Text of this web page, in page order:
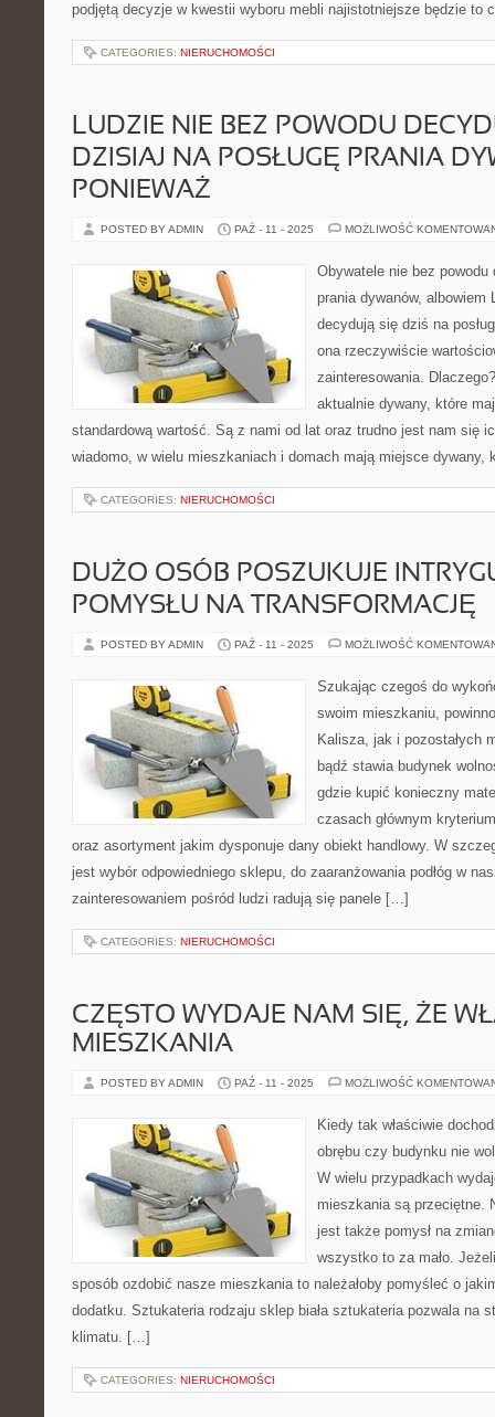
podjętą decyzje w kwestii wyboru mebli najistotniejsze będzie
CATEGORIES: NIERUCHOMOŚCI
LUDZIE NIE BEZ POWODU
DZISIAJ NA POSŁUGĘ PRANIA
PONIEWAŻ
POSTED BY ADMIN PAŹ - 11 - 2025 MOŻLIWOŚĆ
Obywatele nie bez powodu
prania dywanów, albowiem
decydują się dziś na
ona rzeczywiście
zainteresowania.
aktualnie dywany, które
standardową wartość. Są z nami od lat oraz trudno jest nam się
wiadomo, w wielu mieszkaniach i domach mają miejsce
CATEGORIES: NIERUCHOMOŚCI
DUŻO OSÓB POSZUKUJE
POMYSŁU NA TRANSFORMACJĘ
POSTED BY ADMIN PAŹ - 11 - 2025 MOŻLIWOŚĆ
Szukając czegoś do
swoim mieszkaniu,
Kalisza, jak i pozostałych
bądź stawia budynek
gdzie kupić konieczny
czasach głównym
oraz asortyment jakim dysponuje dany obiekt handlowy. W
jest wybór odpowiedniego sklepu, do zaaranżowania podłóg w
zainteresowaniem pośród ludzi radują się panele […]
CATEGORIES: NIERUCHOMOŚCI
CZĘSTO WYDAJE NAM SIĘ, ŻE
MIESZKANIA
POSTED BY ADMIN PAŹ - 11 - 2025 MOŻLIWOŚĆ
Kiedy tak właściwie
obrębu czy budynku nie
W wielu przypadkach
mieszkania są przeciętne.
jest także pomysł na
wszystko to za mało.
sposób ozdobić nasze mieszkania to należałoby pomyśleć o
dodatku. Sztukateria rodzaju sklep biała sztukateria pozwala na
klimatu. […]
CATEGORIES: NIERUCHOMOŚCI